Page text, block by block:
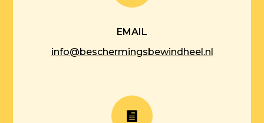
EMAIL
info@beschermingsbewindheel.nl
